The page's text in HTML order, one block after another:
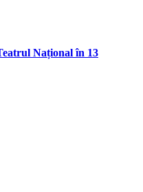
Național în 13